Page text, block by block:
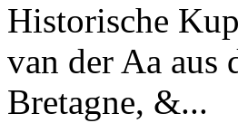
Historische
van der Aa aus
Bretagne, &...